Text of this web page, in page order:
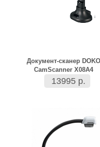
Документ-сканер DOKO
CamScanner X08A4
13995 р.